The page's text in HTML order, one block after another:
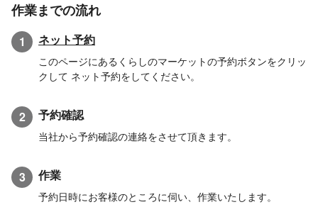
作業までの流れ
1 ネット予約
このページにあるくらしのマーケットの予約ボタンをクリッ
クして ネット予約をしてください。
2 予約確認
当社から予約確認の連絡をさせて頂きます。
3 作業
予約日時にお客様のところに伺い、作業いたします。